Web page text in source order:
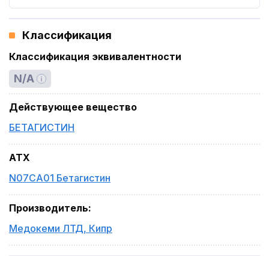
Классификация
Классификация эквивалентности
N/A
Действующее вещество
БЕТАГИСТИН
ATX
N07CA01 Бетагистин
Производитель:
Медокеми ЛТД, Кипр